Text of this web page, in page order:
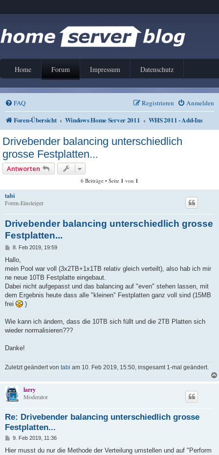
Home Forum Impressum Datenschutz
FAQ Anmelden
Registrieren
Foren-Übersicht Windows Home Server 2011 WHS 2011 - Add-Ins
Drivebender balancing unterschiedlich
grosse Festplatten...
Antworten
6 Beiträge • Seite 1 von 1
tabi
Foren-Einsteiger
Drivebender balancing unterschiedlich grosse
Festplatten...
B
i
r
a
8. Feb 2019, 19:59
Hallo,
mein Pool war voll (3x2TB+1x1TB relativ gleich verteilt), also hab ich mir
ne neue 10TB Festplatte eingebaut.
Dabei nicht aufgepasst und das balancing auf "even" stehen lassen, mit
dem Ergebnis heute dass alle "kleinen" Festplatten ganz voll sind (15MB
frei
)
Wie kann ich ändern, dass die 10TB sich füllt und die 2TB Platten sich
wieder normalisieren???
Danke!
Zuletzt geändert von tabi am 10. Feb 2019, 15:50, insgesamt 1-mal geändert.
larry
Moderator
Re: Drivebender balancing unterschiedlich grosse
Festplatten...
B
i
9. Feb 2019, 11:36
Hier musst du nur die Methode der Verteilung umstellen und auf "Perform